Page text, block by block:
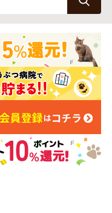
猫
アクア・爬虫類・昆虫
キャットフード
服・おさんぽ用品